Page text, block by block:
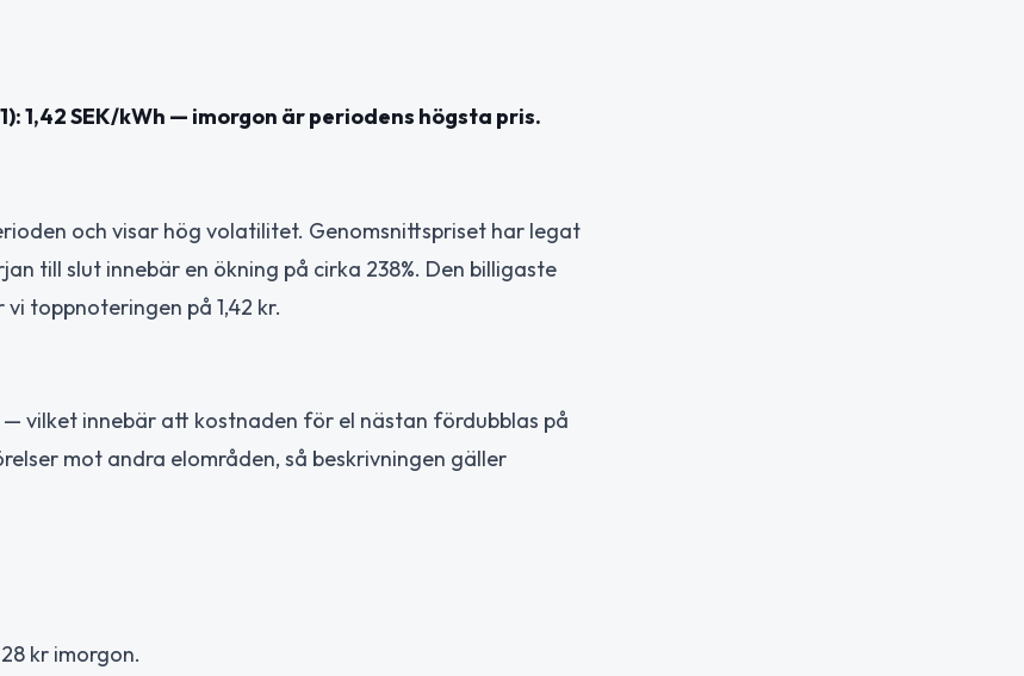
1,42 SEK/kWh — imorgon är periodens högsta pris.
och visar hög volatilitet. Genomsnittspriset har legat
till slut innebär en ökning på cirka 238%. Den billigaste
toppnoteringen på 1,42 kr.
vilket innebär att kostnaden för el nästan fördubblas på
mot andra elområden, så beskrivningen gäller
kr imorgon.